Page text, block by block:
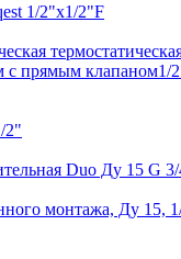
1/2"x1/2"F
с прямым клапаном1/
2"
Duo Ду 15 G
монтажа, Ду 15,